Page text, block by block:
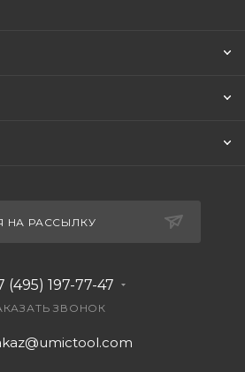
НА РАССЫЛКУ
(495) 197-77-47
ЗВОНОК